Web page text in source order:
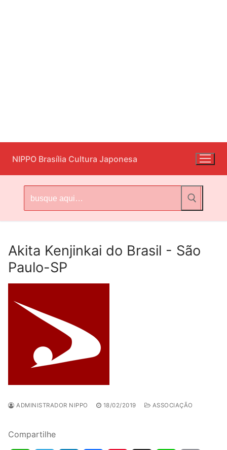
para
o
conteúdo
NIPPO Brasília Cultura Japonesa
por:
Akita Kenjinkai do Brasil - São
Paulo-SP
ADMINISTRADOR NIPPO 18/02/2019 ASSOCIAÇÃO
Compartilhe